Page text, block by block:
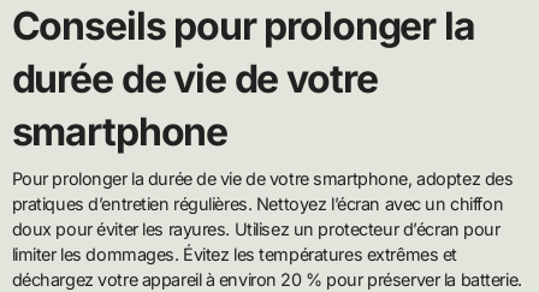
Conseils pour prolonger la
durée de vie de votre
smartphone
Pour prolonger la durée de vie de votre smartphone, adoptez des
pratiques d’entretien régulières. Nettoyez l’écran avec un chiffon
doux pour éviter les rayures. Utilisez un protecteur d’écran pour
limiter les dommages. Évitez les températures extrêmes et
déchargez votre appareil à environ 20 % pour préserver la batterie.